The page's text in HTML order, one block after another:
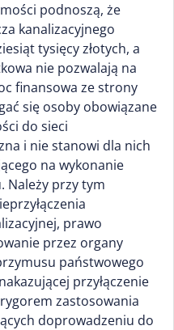
podnoszą, że
kanalizacyjnego
tysięcy złotych, a
nie pozwalają na
finansowa ze strony
się osoby obowiązane
do sieci
i nie stanowi dla nich
na wykonanie
Należy przy tym
prawo
przez organy
państwowego
przyłączenie
zastosowania
doprowadzeniu do